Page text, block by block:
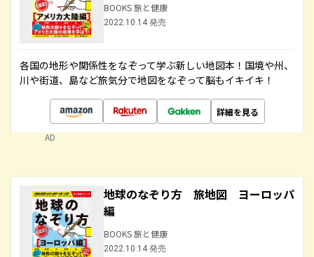
BOOKS 旅と健康
2022.10.14 発売
各国の地形や関係性をなぞって学ぶ新しい地図本！国境や州、
川や街道、島など旅気分で地図をなぞって脳もイキイキ！
詳細を見る
AD
地球のなぞり方 旅地図 ヨーロッパ
編
BOOKS 旅と健康
2022.10.14 発売